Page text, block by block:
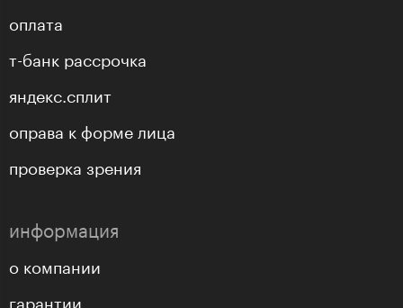
оплата
т-банк рассрочка
яндекс.сплит
оправа к форме лица
проверка зрения
информация
о компании
гарантии